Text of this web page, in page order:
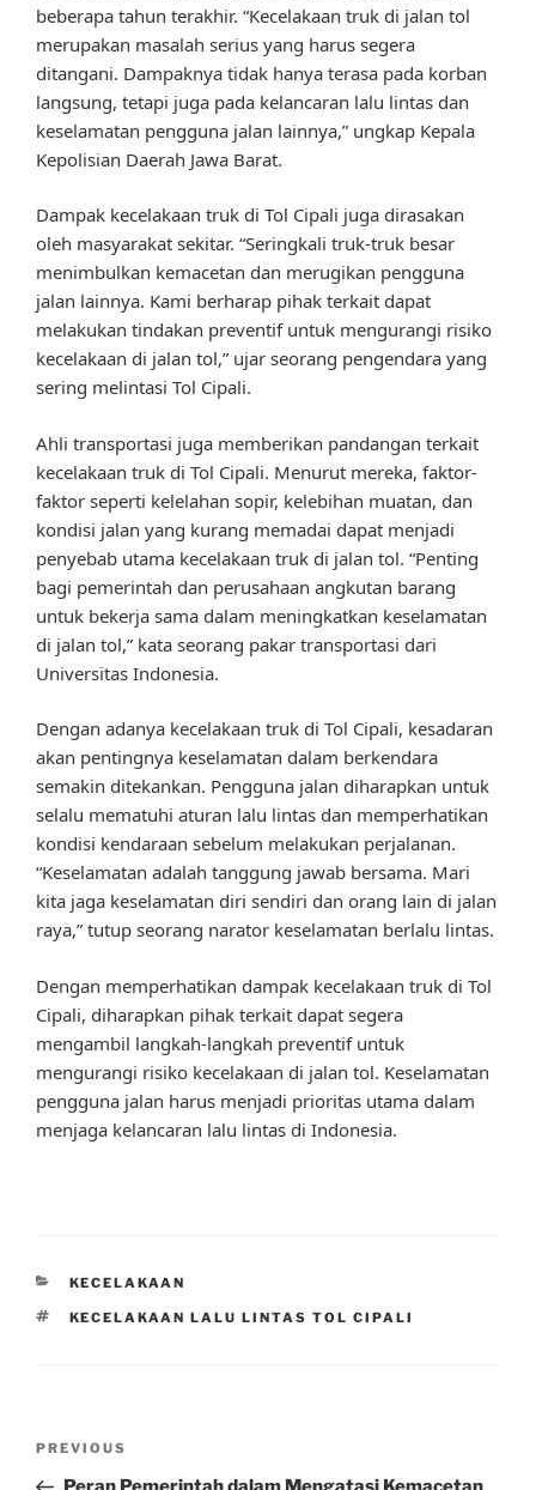
beberapa tahun terakhir. “Kecelakaan truk di jalan tol
merupakan masalah serius yang harus segera
ditangani. Dampaknya tidak hanya terasa pada korban
langsung, tetapi juga pada kelancaran lalu lintas dan
keselamatan pengguna jalan lainnya,” ungkap Kepala
Kepolisian Daerah Jawa Barat.
Dampak kecelakaan truk di Tol Cipali juga dirasakan
oleh masyarakat sekitar. “Seringkali truk-truk besar
menimbulkan kemacetan dan merugikan pengguna
jalan lainnya. Kami berharap pihak terkait dapat
melakukan tindakan preventif untuk mengurangi risiko
kecelakaan di jalan tol,” ujar seorang pengendara yang
sering melintasi Tol Cipali.
Ahli transportasi juga memberikan pandangan terkait
kecelakaan truk di Tol Cipali. Menurut mereka, faktor-
faktor seperti kelelahan sopir, kelebihan muatan, dan
kondisi jalan yang kurang memadai dapat menjadi
penyebab utama kecelakaan truk di jalan tol. “Penting
bagi pemerintah dan perusahaan angkutan barang
untuk bekerja sama dalam meningkatkan keselamatan
di jalan tol,” kata seorang pakar transportasi dari
Universitas Indonesia.
Dengan adanya kecelakaan truk di Tol Cipali, kesadaran
akan pentingnya keselamatan dalam berkendara
semakin ditekankan. Pengguna jalan diharapkan untuk
selalu mematuhi aturan lalu lintas dan memperhatikan
kondisi kendaraan sebelum melakukan perjalanan.
“Keselamatan adalah tanggung jawab bersama. Mari
kita jaga keselamatan diri sendiri dan orang lain di jalan
raya,” tutup seorang narator keselamatan berlalu lintas.
Dengan memperhatikan dampak kecelakaan truk di Tol
Cipali, diharapkan pihak terkait dapat segera
mengambil langkah-langkah preventif untuk
mengurangi risiko kecelakaan di jalan tol. Keselamatan
pengguna jalan harus menjadi prioritas utama dalam
menjaga kelancaran lalu lintas di Indonesia.
CATEGORIES
KECELAKAAN
TAGS
KECELAKAAN LALU LINTAS TOL CIPALI
Previous
Post
PREVIOUS